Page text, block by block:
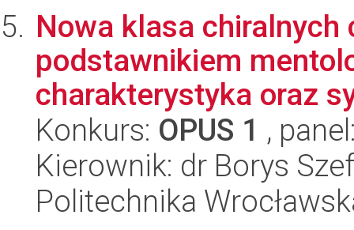
Nowa klasa chiralnych
podstawnikiem
charakterystyka oraz
Konkurs: OPUS 1 ,
Kierownik: dr Borys
Politechnika